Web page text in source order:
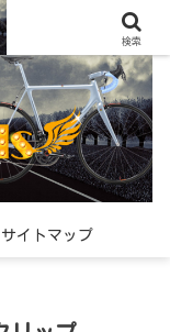
紹介メディア
サイトマップ
検索